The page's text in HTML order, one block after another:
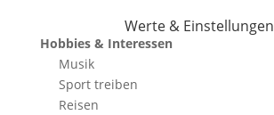
Werte & Einstellungen
Hobbies & Interessen
Musik
Sport treiben
Reisen